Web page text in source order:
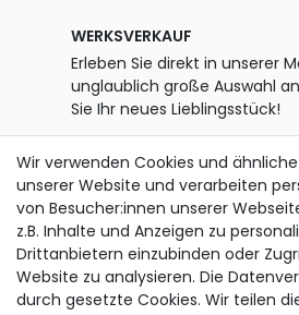
WERKSVERKAUF
Erleben Sie direkt in unserer
unglaublich große Auswahl
Sie Ihr neues Lieblingsstück!
Montag - Freitag
07.00 - 12.00 Uhr und
zusätzlich Dienstag
13.00 - 18.00 Uhr
Wir verwenden Cookies und
unserer Website und verarbeiten
von Besucher:innen unserer
z.B. Inhalte und Anzeigen zu
Drittanbietern einzubinden oder
Website zu analysieren. Die
durch gesetzte Cookies. Wir teilen